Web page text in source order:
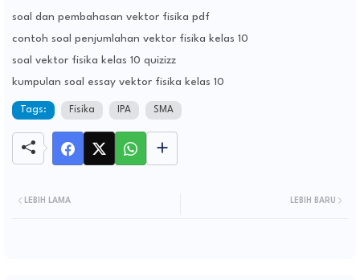
soal dan pembahasan vektor fisika pdf
contoh soal penjumlahan vektor fisika kelas 10
soal vektor fisika kelas 10 quizizz
kumpulan soal essay vektor fisika kelas 10
Tags: Fisika IPA SMA
LEBIH BARU
LEBIH LAMA